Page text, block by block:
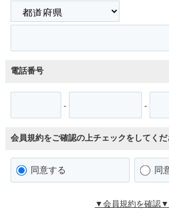
電話番号
- -
会員規約をご確認の上チェックをしてくだ
同意する 同
▼会員規約を確認▼